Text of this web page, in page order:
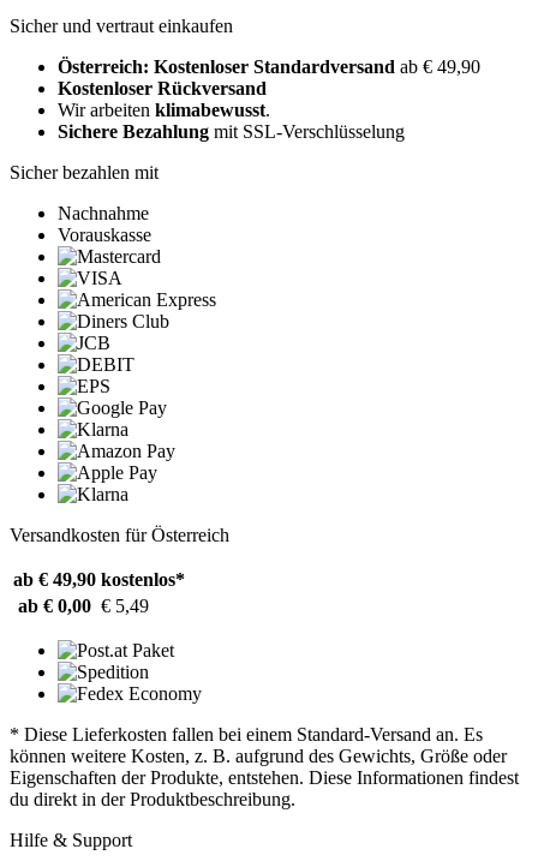
Sicher und vertraut einkaufen
Österreich: Kostenloser Standardversand ab € 49,90
Kostenloser Rückversand
Wir arbeiten klimabewusst.
Sichere Bezahlung mit SSL-Verschlüsselung
Sicher bezahlen mit
Nachnahme
Vorauskasse
Versandkosten für Österreich
ab € 49,90 kostenlos*
ab € 0,00 € 5,49
* Diese Lieferkosten fallen bei einem Standard-Versand an. Es
können weitere Kosten, z. B. aufgrund des Gewichts, Größe oder
Eigenschaften der Produkte, entstehen. Diese Informationen findest
du direkt in der Produktbeschreibung.
Hilfe & Support